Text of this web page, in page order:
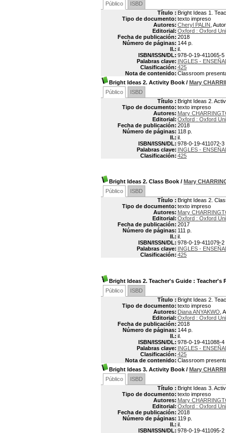
Público
ISBD
Título : Bright Ideas 1.
Tipo de documento: texto impreso
Autores: Cheryl PALIN ,
Editorial: Oxford : Oxford
Fecha de publicación: 2018
Número de páginas: 144 p.
Il.: il.
ISBN/ISSN/DL: 978-0-19-411065-5
Palabras clave: INGLES -
Clasificación: 425
Nota de contenido: Classroom
Bright Ideas 2. Activity Book / Mary
Público
ISBD
Título : Bright Ideas 2.
Tipo de documento: texto impreso
Autores: Mary
Editorial: Oxford : Oxford
Fecha de publicación: 2018
Número de páginas: 118 p.
Il.: il.
ISBN/ISSN/DL: 978-0-19-411072-3
Palabras clave: INGLES -
Clasificación: 425
Bright Ideas 2. Class Book / Mary
Público
ISBD
Título : Bright Ideas 2.
Tipo de documento: texto impreso
Autores: Mary
Editorial: Oxford : Oxford
Fecha de publicación: 2017
Número de páginas: 111 p.
Il.: il.
ISBN/ISSN/DL: 978-0-19-411079-2
Palabras clave: INGLES -
Clasificación: 425
Bright Ideas 2. Teacher's Guide : Teacher's
Público
ISBD
Título : Bright Ideas 2.
Tipo de documento: texto impreso
Autores: Diana ANYAKWO ,
Editorial: Oxford : Oxford
Fecha de publicación: 2018
Número de páginas: 144 p.
Il.: il.
ISBN/ISSN/DL: 978-0-19-411088-4
Palabras clave: INGLES -
Clasificación: 425
Nota de contenido: Classroom
Bright Ideas 3. Activity Book / Mary
Público
ISBD
Título : Bright Ideas 3.
Tipo de documento: texto impreso
Autores: Mary
Editorial: Oxford : Oxford
Fecha de publicación: 2018
Número de páginas: 119 p.
Il.: il.
ISBN/ISSN/DL: 978-0-19-411095-2